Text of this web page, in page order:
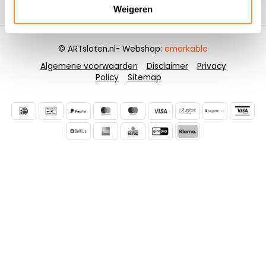
Weigeren
Contactgegevens
Algemene voorwaarden Disclaimer
Privacy
Policy
Sitemap
© ARTsloten.nl- Webshop: emarkable